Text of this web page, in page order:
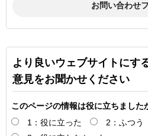
より良いウェブサイトにす
意見をお聞かせください
このページの情報は役に立ちました
1：役に立った
2：ふつう